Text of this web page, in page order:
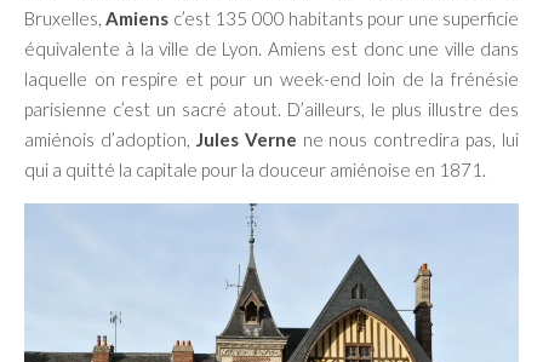
Bruxelles,Amiens c’est 135 000 habitants pour une superficie
équivalente à la ville de Lyon. Amiens est donc une ville dans
laquelle on respire et pour un week-end loin de la frénésie
parisienne c’est un sacré atout. D’ailleurs, le plus illustre des
amiénois d’adoption, Jules Verne ne nous contredira pas, lui
qui a quitté la capitale pour la douceur amiénoise en 1871.